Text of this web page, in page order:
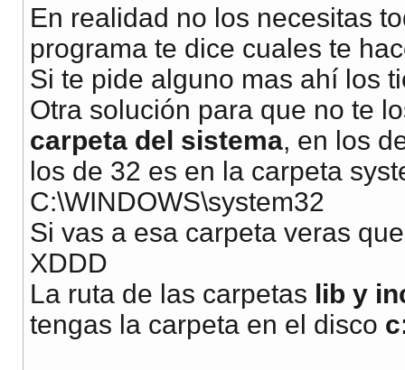
En realidad no los necesitas
programa te dice cuales te
Si te pide alguno mas ahí los
Otra solución para que no te
carpeta del sistema, en los
los de 32 es en la carpeta
C:\WINDOWS\system32
Si vas a esa carpeta veras
XDDD
La ruta de las carpetas lib y
tengas la carpeta en el disco